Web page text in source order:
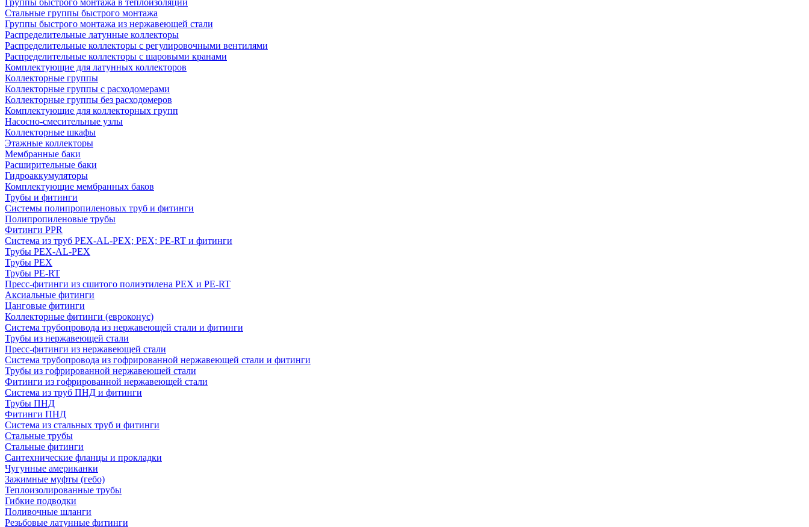
Группы быстрого монтажа в теплоизоляции
Стальные группы быстрого монтажа
Группы быстрого монтажа из нержавеющей стали
Распределительные латунные коллекторы
Распределительные коллекторы с регулировочными вентилями
Распределительные коллекторы с шаровыми кранами
Комплектующие для латунных коллекторов
Коллекторные группы
Коллекторные группы с расходомерами
Коллекторные группы без расходомеров
Комплектующие для коллекторных групп
Насосно-смесительные узлы
Коллекторные шкафы
Этажные коллекторы
Мембранные баки
Расширительные баки
Гидроаккумуляторы
Комплектующие мембранных баков
Трубы и фитинги
Системы полипропиленовых труб и фитинги
Полипропиленовые трубы
Фитинги PPR
Система из труб PEX-AL-PEX; PEX; PE-RT и фитинги
Трубы PEX-AL-PEX
Трубы PEX
Трубы PE-RT
Пресс-фитинги из сшитого полиэтилена PEX и PE-RT
Аксиальные фитинги
Цанговые фитинги
Коллекторные фитинги (евроконус)
Система трубопровода из нержавеющей стали и фитинги
Трубы из нержавеющей стали
Пресс-фитинги из нержавеющей стали
Система трубопровода из гофрированной нержавеющей стали и фитинги
Трубы из гофрированной нержавеющей стали
Фитинги из гофрированной нержавеющей стали
Система из труб ПНД и фитинги
Трубы ПНД
Фитинги ПНД
Система из стальных труб и фитинги
Стальные трубы
Стальные фитинги
Сантехнические фланцы и прокладки
Чугунные американки
Зажимные муфты (гебо)
Теплоизолированные трубы
Гибкие подводки
Поливочные шланги
Резьбовые латунные фитинги